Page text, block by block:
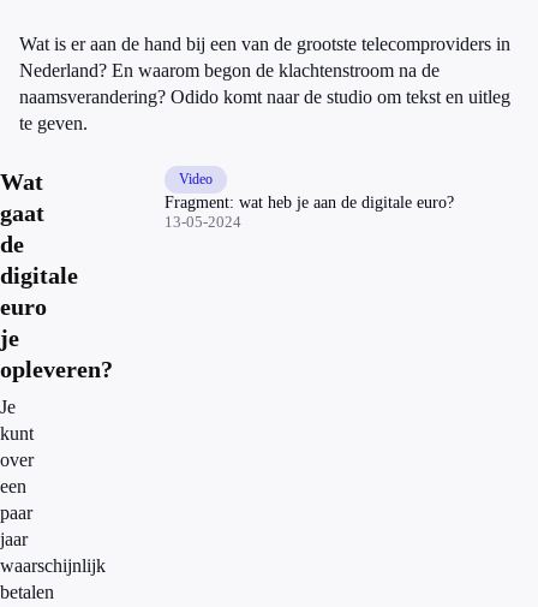
Wat is er aan de hand bij een van de grootste telecomproviders in
Nederland? En waarom begon de klachtenstroom na de
naamsverandering? Odido komt naar de studio om tekst en uitleg
te geven.
Wat
gaat
de
digitale
euro
je
opleveren?
Je
kunt
over
een
paar
jaar
waarschijnlijk
betalen
Video
Fragment: wat heb je aan de digitale euro?
13-05-2024